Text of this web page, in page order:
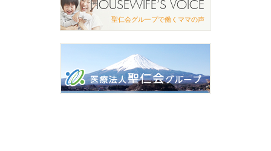
HOUSEWIFE’S VOICE
聖仁会グループで働くママの声